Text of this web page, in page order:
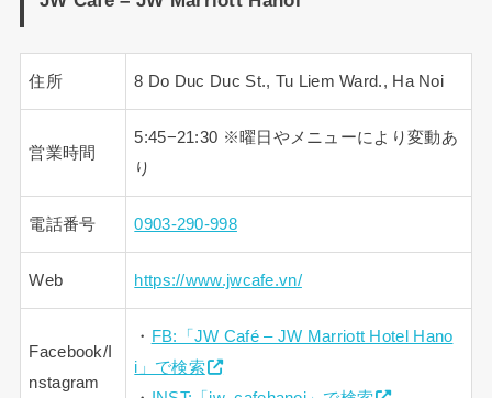
住所 8 Do Duc Duc St., Tu Liem Ward., Ha Noi
営業時間
5:45−21:30 ※曜日やメニューにより変動あ
り
電話番号 0903-290-998
Web https://www.jwcafe.vn/
Facebook/I
nstagram
・ FB:「JW Café – JW Marriott Hotel Hano
i」で検索